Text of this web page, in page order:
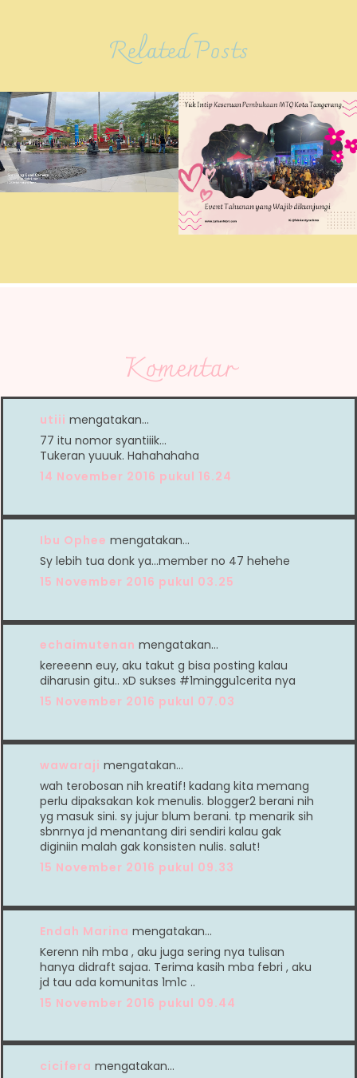
Related Posts
Komentar
utiii mengatakan…
77 itu nomor syantiiik...
Tukeran yuuuk. Hahahahaha
14 November 2016 pukul 16.24
Ibu Ophee mengatakan…
Sy lebih tua donk ya...member no 47 hehehe
15 November 2016 pukul 03.25
echaimutenan mengatakan…
kereeenn euy, aku takut g bisa posting kalau
diharusin gitu.. xD sukses #1minggu1cerita nya
15 November 2016 pukul 07.03
wawaraji mengatakan…
wah terobosan nih kreatif! kadang kita memang
perlu dipaksakan kok menulis. blogger2 berani nih
yg masuk sini. sy jujur blum berani. tp menarik sih
sbnrnya jd menantang diri sendiri kalau gak
diginiin malah gak konsisten nulis. salut!
15 November 2016 pukul 09.33
Endah Marina mengatakan…
Kerenn nih mba , aku juga sering nya tulisan
hanya didraft sajaa. Terima kasih mba febri , aku
jd tau ada komunitas 1m1c ..
15 November 2016 pukul 09.44
cicifera mengatakan…